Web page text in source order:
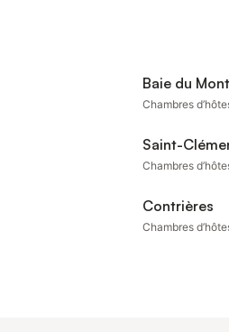
Baie du
Chambres
Saint-
Chambres
Contrières
Chambres